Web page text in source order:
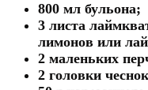
800 мл бульона;
3 листа
лимонов или
2 маленьких
2 головки